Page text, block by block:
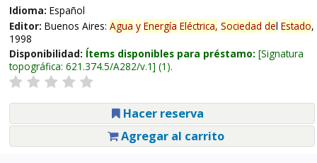
Idioma: Español
Editor: Buenos Aires: Agua y Energía Eléctrica, Sociedad del Estado,
1998
Disponibilidad: Ítems disponibles para préstamo: Signatura
topográfica: 621.374.5/A282/v.1 (1).
Hacer reserva
Agregar al carrito